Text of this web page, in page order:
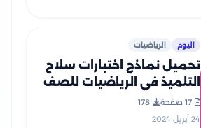
اليوم الرياضيات
تحميل نماذج اختبارات سلاح
التلميذ في الرياضيات للصف
الخامس الابتدائي مع إجاباتها
النموذجية
17 صفحة
178
24 أبريل 2024